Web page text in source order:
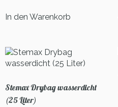
In den Warenkorb
Stemax Drybag wasserdicht
(25 Liter)